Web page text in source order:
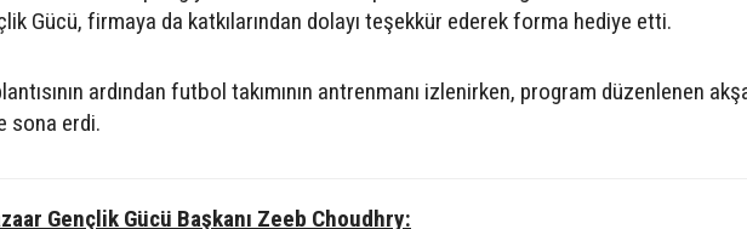
Gücü, firmaya da katkılarından dolayı teşekkür ederek forma hediye etti.
ardından futbol takımının antrenmanı izlenirken, program düzenlenen
sona erdi.
Gençlik Gücü Başkanı Zeeb Choudhry: